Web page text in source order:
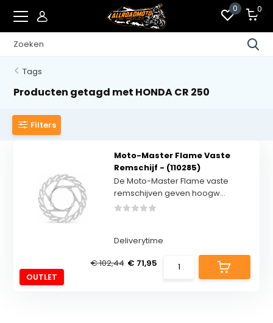
0 0
Tags
Producten getagd met HONDA CR 250
Filters
OUTLET
Moto-Master Flame Vaste
Remschijf - (110285)
De Moto-Master Flame vaste
remschijven geven hoogw...
Deliverytime
€ 102,44 € 71,95